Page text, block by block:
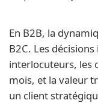
En B2B, la
B2C. Les
interlocuteurs, les
mois, et la valeur
un client